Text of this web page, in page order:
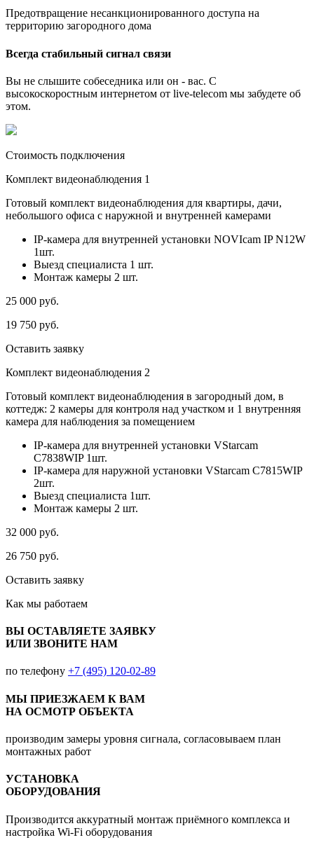
Предотвращение несанкционированного доступа на
территорию загородного дома
Всегда стабильный сигнал связи
Вы не слышите собеседника или он - вас. С
высокоскоростным интернетом от live-telecom мы забудете об
этом.
Стоимость подключения
Комплект видеонаблюдения 1
Готовый комплект видеонаблюдения для квартиры, дачи,
небольшого офиса с наружной и внутренней камерами
IP-камера для внутренней установки NOVIcam IP N12W
1шт.
Выезд специалиста 1 шт.
Монтаж камеры 2 шт.
25 000 руб.
19 750 руб.
Оставить заявку
Комплект видеонаблюдения 2
Готовый комплект видеонаблюдения в загородный дом, в
коттедж: 2 камеры для контроля над участком и 1 внутренняя
камера для наблюдения за помещением
IP-камера для внутренней установки VStarcam
C7838WIP 1шт.
IP-камера для наружной установки VStarcam C7815WIP
2шт.
Выезд специалиста 1шт.
Монтаж камеры 2 шт.
32 000 руб.
26 750 руб.
Оставить заявку
Как мы работаем
ВЫ ОСТАВЛЯЕТЕ ЗАЯВКУ
ИЛИ ЗВОНИТЕ НАМ
по телефону +7 (495) 120-02-89
МЫ ПРИЕЗЖАЕМ К ВАМ
НА ОСМОТР ОБЪЕКТА
производим замеры уровня сигнала, согласовываем план
монтажных работ
УСТАНОВКА
ОБОРУДОВАНИЯ
Производится аккуратный монтаж приёмного комплекса и
настройка Wi-Fi оборудования